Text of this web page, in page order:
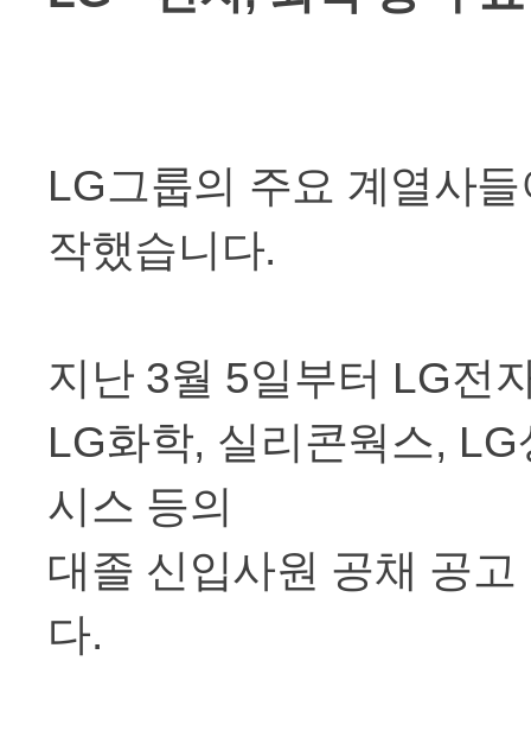
LG그룹의 주요 계열사
작했습니다.
지난 3월 5일부터 LG전
LG화학, 실리콘웍스, LG
시스 등의
대졸 신입사원 공채 공
다.